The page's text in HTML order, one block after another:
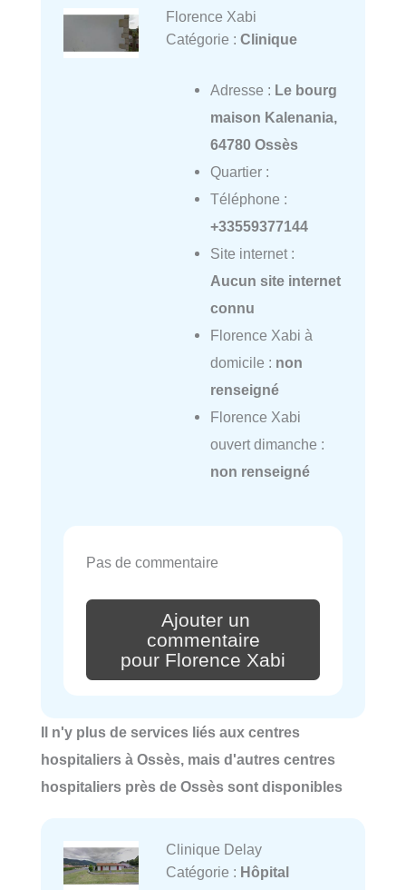
Florence Xabi
Catégorie : Clinique
Adresse : Le bourg
maison Kalenania,
64780 Ossès
Quartier :
Téléphone :
+33559377144
Site internet :
Aucun site internet
connu
Florence Xabi à
domicile : non
renseigné
Florence Xabi
ouvert dimanche :
non renseigné
Pas de commentaire
Ajouter un
commentaire
pour Florence Xabi
Il n'y plus de services liés aux centres
hospitaliers à Ossès, mais d'autres centres
hospitaliers près de Ossès sont disponibles
Clinique Delay
Catégorie : Hôpital